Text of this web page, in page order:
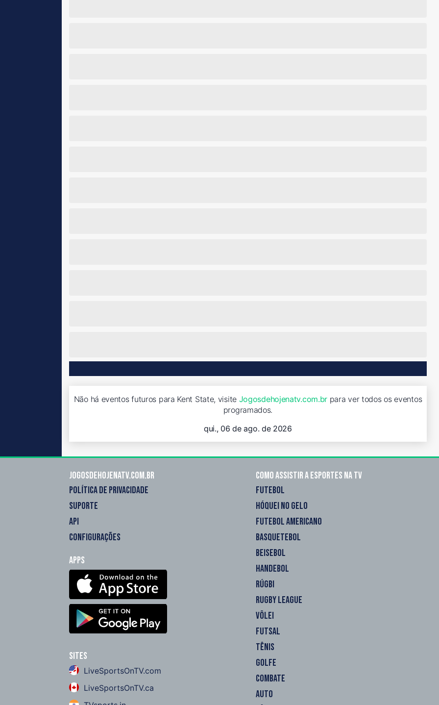
Não há eventos futuros para Kent State, visite Jogosdehojenatv.com.br para ver todos os eventos
programados.
qui., 06 de ago. de 2026
Jogosdehojenatv.com.br
POLÍTICA DE PRIVACIDADE
SUPORTE
API
CONFIGURAÇÕES
Apps
Sites
LiveSportsOnTV.com
LiveSportsOnTV.ca
Como assistir a esportes na TV
FUTEBOL
HÓQUEI NO GELO
FUTEBOL AMERICANO
BASQUETEBOL
BEISEBOL
HANDEBOL
RÚGBI
RUGBY LEAGUE
VÔLEI
FUTSAL
TÊNIS
GOLFE
COMBATE
AUTO